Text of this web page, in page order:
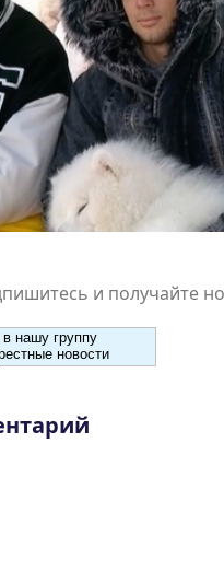
и получайте
в нашу группу
новости